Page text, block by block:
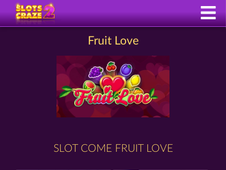
Fruit Love
SLOT COME FRUIT LOVE